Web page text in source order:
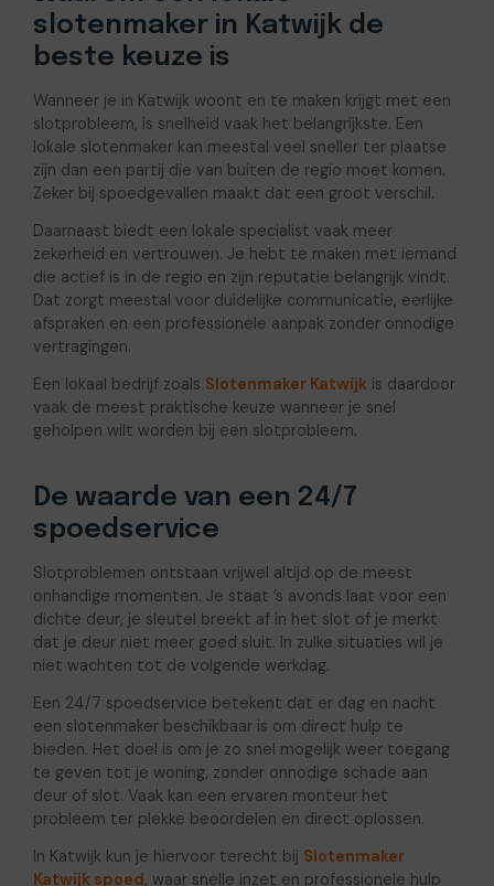
slotenmaker in Katwijk de
beste keuze is
Wanneer je in Katwijk woont en te maken krijgt met een
slotprobleem, is snelheid vaak het belangrijkste. Een
lokale slotenmaker kan meestal veel sneller ter plaatse
zijn dan een partij die van buiten de regio moet komen.
Zeker bij spoedgevallen maakt dat een groot verschil.
Daarnaast biedt een lokale specialist vaak meer
zekerheid en vertrouwen. Je hebt te maken met iemand
die actief is in de regio en zijn reputatie belangrijk vindt.
Dat zorgt meestal voor duidelijke communicatie, eerlijke
afspraken en een professionele aanpak zonder onnodige
vertragingen.
Een lokaal bedrijf zoals Slotenmaker Katwijkis daardoor
vaak de meest praktische keuze wanneer je snel
geholpen wilt worden bij een slotprobleem.
De waarde van een 24/7
spoedservice
Slotproblemen ontstaan vrijwel altijd op de meest
onhandige momenten. Je staat ’s avonds laat voor een
dichte deur, je sleutel breekt af in het slot of je merkt
dat je deur niet meer goed sluit. In zulke situaties wil je
niet wachten tot de volgende werkdag.
Een 24/7 spoedservice betekent dat er dag en nacht
een slotenmaker beschikbaar is om direct hulp te
bieden. Het doel is om je zo snel mogelijk weer toegang
te geven tot je woning, zonder onnodige schade aan
deur of slot. Vaak kan een ervaren monteur het
probleem ter plekke beoordelen en direct oplossen.
In Katwijk kun je hiervoor terecht bij Slotenmaker
Katwijk spoed, waar snelle inzet en professionele hulp